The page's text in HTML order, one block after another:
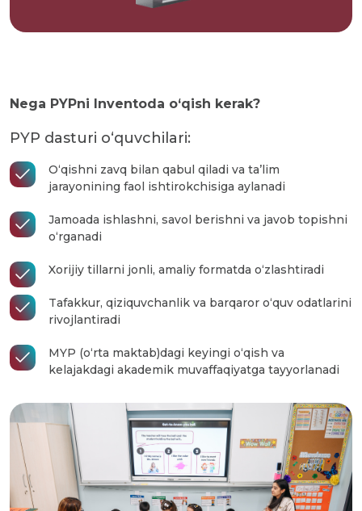
Nega PYPni Inventoda o‘qish kerak?
PYP dasturi o‘quvchilari:
O‘qishni zavq bilan qabul qiladi va ta’lim
jarayonining faol ishtirokchisiga aylanadi
Jamoada ishlashni, savol berishni va javob topishni
o‘rganadi
Xorijiy tillarni jonli, amaliy formatda o‘zlashtiradi
Tafakkur, qiziquvchanlik va barqaror o‘quv odatlarini
rivojlantiradi
MYP (o‘rta maktab)dagi keyingi o‘qish va
kelajakdagi akademik muvaffaqiyatga tayyorlanadi